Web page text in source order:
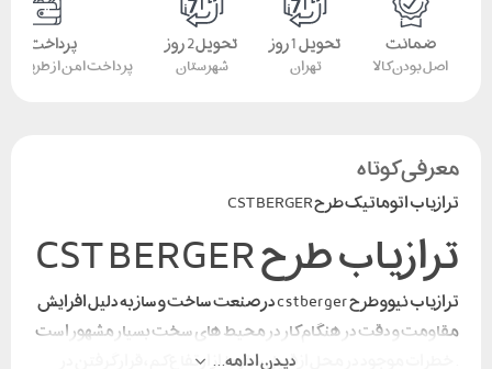
ضمانت
اصل بودن کالا
تحویل 1 روز
تهران
تحویل 2 روز
شهرستان
پرداخت امن
پرداخت امن از طریق
معرفی کوتاه
ترازیاب اتوماتیک طرح CST BERGER
ترازیاب طرح CST BERGER
ترازیاب نیوو طرح cst berger در صنعت ساخت و ساز به دلیل افزایش
مقاومت و دقت در هنگام کار در محیط های سخت بسیار مشهور است
. خطرات موجود در محل از قبیل سقوط از ارتفاع کم ، قرار گرفتن در
دیدن ادامه...